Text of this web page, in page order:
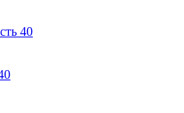
40